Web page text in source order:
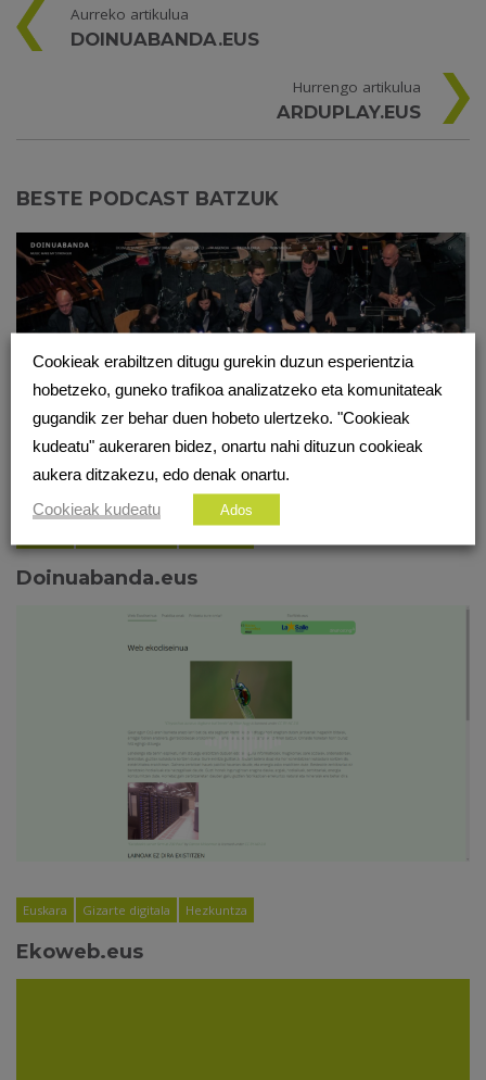
Aurreko artikulua
DOINUABANDA.EUS
Hurrengo artikulua
ARDUPLAY.EUS
BESTE PODCAST BATZUK
Doinuabanda.eus
Euskara Gizarte digitala Hezkuntza
Ekoweb.eus
Cookieak erabiltzen ditugu gurekin duzun esperientzia
hobetzeko, guneko trafikoa analizatzeko eta komunitateak
gugandik zer behar duen hobeto ulertzeko. "Cookieak
kudeatu" aukeraren bidez, onartu nahi dituzun cookieak
aukera ditzakezu, edo denak onartu.
Cookieak kudeatu
Ados